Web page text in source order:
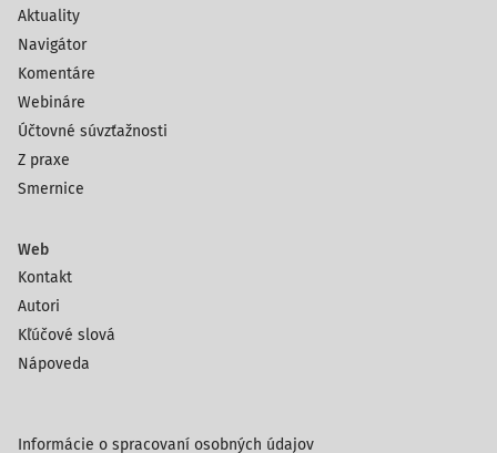
Aktuality
Navigátor
Komentáre
Webináre
Účtovné súvzťažnosti
Z praxe
Smernice
Web
Kontakt
Autori
Kľúčové slová
Nápoveda
Informácie o spracovaní osobných údajov